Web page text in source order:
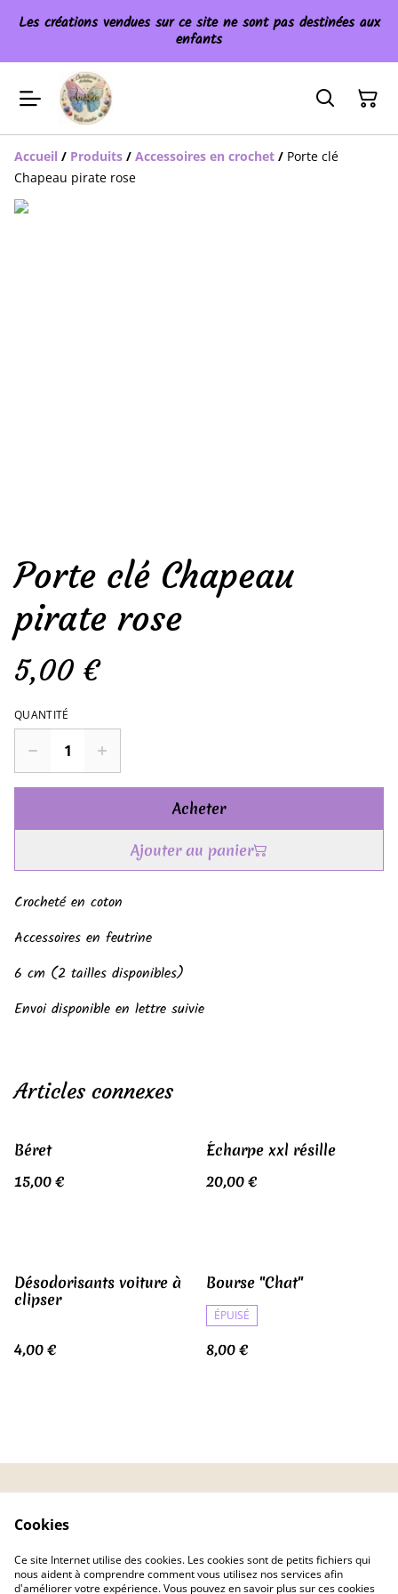
Les créations vendues sur ce site ne sont pas destinées aux
enfants
Accueil / Produits / Accessoires en crochet / Porte clé
Chapeau pirate rose
Porte clé Chapeau
pirate rose
5,00 €
QUANTITÉ
Acheter
Ajouter au panier
Crocheté en coton
Accessoires en feutrine
6 cm (2 tailles disponibles)
Envoi disponible en lettre suivie
Articles connexes
Béret
15,00 €
Écharpe xxl résille
20,00 €
Désodorisants voiture à
clipser
4,00 €
Bourse "Chat"
ÉPUISÉ
8,00 €
Livraison
Cookies
Ce site Internet utilise des cookies. Les cookies sont de petits fichiers qui
nous aident à comprendre comment vous utilisez nos services afin
d'améliorer votre expérience. Vous pouvez en savoir plus sur ces cookies